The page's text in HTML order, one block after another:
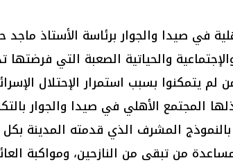
في صيدا والجوار برئاسة الأستاذ
والحياتية الصعبة التي
يتمكنوا بسبب استمرار الإحتلال
المجتمع الأهلي في صيدا والجوار
المشرف الذي قدمته المدينة
مساعدة من تبقى من النازحين، ومواكبة